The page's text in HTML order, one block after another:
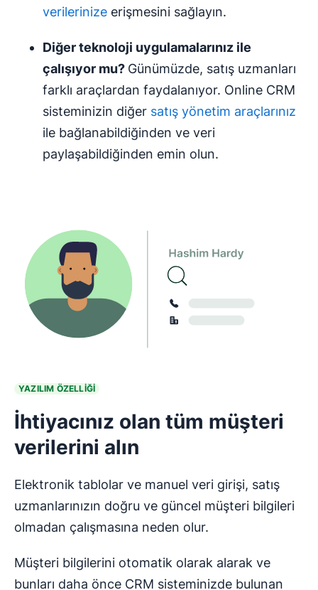
verilerinize erişmesini sağlayın.
Diğer teknoloji uygulamalarınız ile
çalışıyor mu? Günümüzde, satış uzmanları
farklı araçlardan faydalanıyor. Online CRM
sisteminizin diğer satış yönetim araçlarınız
ile bağlanabildiğinden ve veri
paylaşabildiğinden emin olun.
YAZILIM ÖZELLİĞİ
İhtiyacınız olan tüm müşteri
verilerini alın
Elektronik tablolar ve manuel veri girişi, satış
uzmanlarınızın doğru ve güncel müşteri bilgileri
olmadan çalışmasına neden olur.
Müşteri bilgilerini otomatik olarak alarak ve
bunları daha önce CRM sisteminizde bulunan